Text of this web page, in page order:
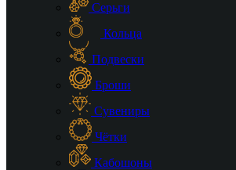
Серьги
Кольца
Подвески
Броши
Сувениры
Чётки
Кабошоны